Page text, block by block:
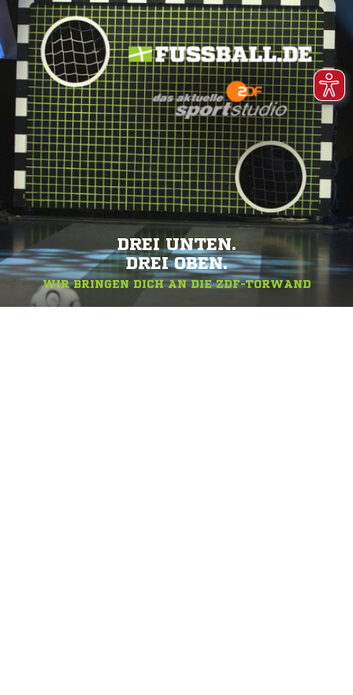
DREI UNTEN.
DREI OBEN.
WIR BRINGEN DICH AN DIE ZDF-TORWAND